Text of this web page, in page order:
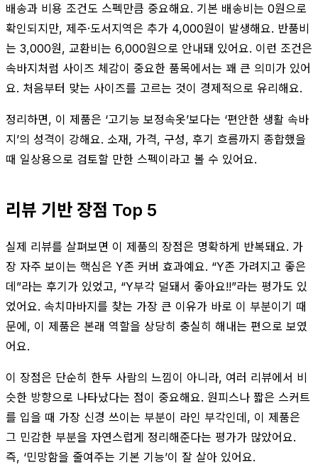
배송과 비용 조건도 스펙만큼 중요해요. 기본 배송비는 0원으로
확인되지만, 제주·도서지역은 추가 4,000원이 발생해요. 반품비
는 3,000원, 교환비는 6,000원으로 안내돼 있어요. 이런 조건은
속바지처럼 사이즈 체감이 중요한 품목에서는 꽤 큰 의미가 있어
요. 처음부터 맞는 사이즈를 고르는 것이 경제적으로 유리해요.
정리하면, 이 제품은 ‘고기능 보정속옷’보다는 ‘편안한 생활 속바
지’의 성격이 강해요. 소재, 가격, 구성, 후기 흐름까지 종합했을
때 일상용으로 검토할 만한 스펙이라고 볼 수 있어요.
리뷰 기반 장점 Top 5
실제 리뷰를 살펴보면 이 제품의 장점은 명확하게 반복돼요. 가
장 자주 보이는 핵심은 Y존 커버 효과예요. “Y존 가려지고 좋은
데”라는 후기가 있었고, “Y부각 덜돼서 좋아요!!”라는 평가도 있
었어요. 속치마바지를 찾는 가장 큰 이유가 바로 이 부분이기 때
문에, 이 제품은 본래 역할을 상당히 충실히 해내는 편으로 보였
어요.
이 장점은 단순히 한두 사람의 느낌이 아니라, 여러 리뷰에서 비
슷한 방향으로 나타났다는 점이 중요해요. 원피스나 짧은 스커트
를 입을 때 가장 신경 쓰이는 부분이 라인 부각인데, 이 제품은
그 민감한 부분을 자연스럽게 정리해준다는 평가가 많았어요.
즉, ‘민망함을 줄여주는 기본 기능’이 잘 살아 있어요.